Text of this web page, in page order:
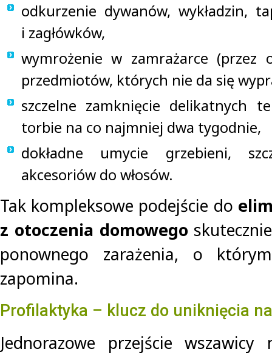
odkurzenie dywanów, wykładzin,
i zagłówków,
wymrożenie w zamrażarce (przez
przedmiotów, których nie da się
szczelne zamknięcie delikatnych
torbie na co najmniej dwa tygodnie,
dokładne umycie grzebieni,
akcesoriów do włosów.
Tak kompleksowe podejście do
z otoczenia domowego
ponownego zarażenia, o
zapomina.
Profilaktyka – klucz do uniknięcia
Jednorazowe przejście